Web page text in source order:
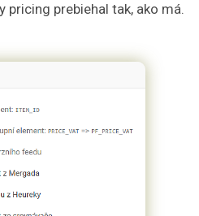
pricing prebiehal tak, ako má.